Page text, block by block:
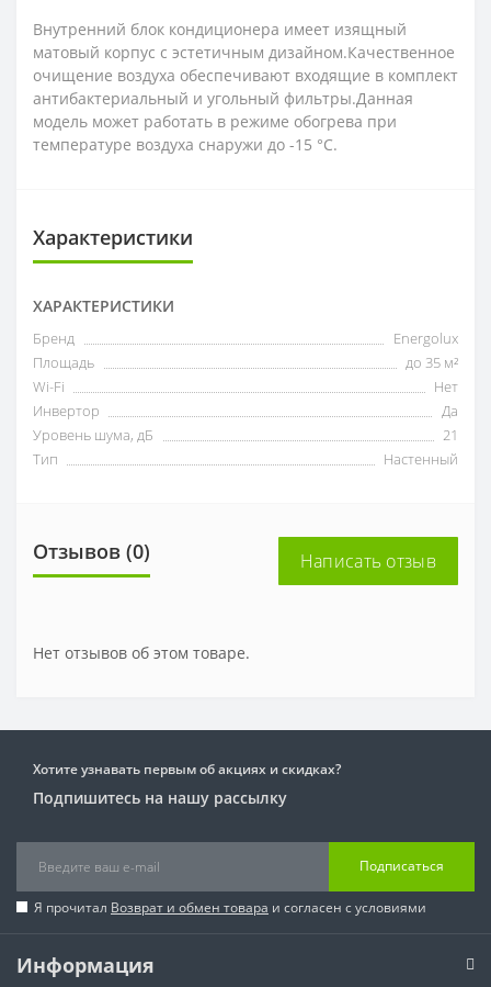
Внутренний блок кондиционера имеет изящный
матовый корпус с эстетичным дизайном.Качественное
очищение воздуха обеспечивают входящие в комплект
антибактериальный и угольный фильтры.Данная
модель может работать в режиме обогрева при
температуре воздуха снаружи до -15 °С.
Характеристики
ХАРАКТЕРИСТИКИ
Бренд
Energolux
Площадь
до 35 м²
Wi-Fi
Нет
Инвертор
Да
Уровень шума, дБ
21
Тип
Настенный
Отзывов (0) Написать отзыв
Нет отзывов об этом товаре.
Хотите узнавать первым об акциях и скидках?
Подпишитесь на нашу рассылку
Подписаться
Я прочитал Возврат и обмен товара и согласен с условиями
Информация